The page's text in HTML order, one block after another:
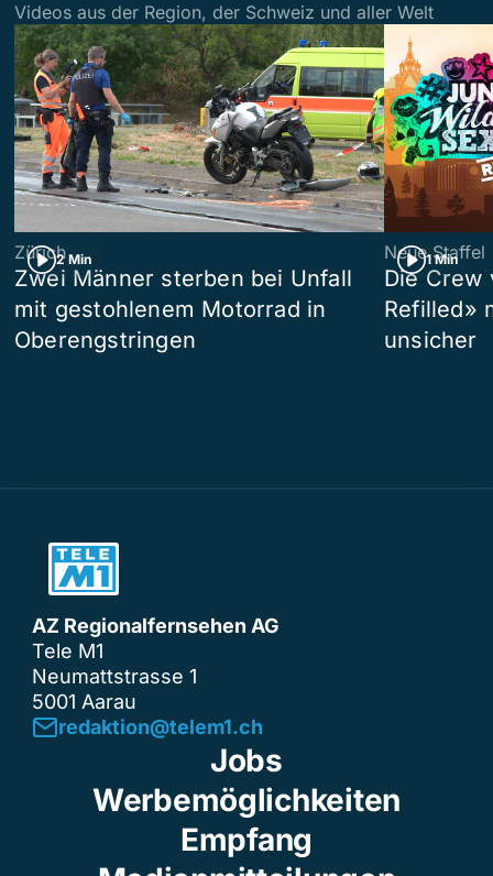
Videos aus der Region, der Schweiz und aller Welt
2 Min
Zürich
Zwei Männer sterben bei Unfall
mit gestohlenem Motorrad in
Oberengstringen
1 Min
Neue Staffel
Die Crew
Refilled»
unsicher
AZ Regionalfernsehen AG
Tele M1
Neumattstrasse 1
5001 Aarau
redaktion@telem1.ch
Jobs
Werbemöglichkeiten
Empfang